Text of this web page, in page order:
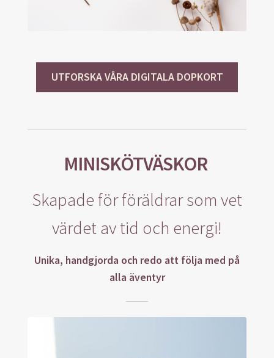
UTFORSKA VÅRA DIGITALA DOPKORT
MINISKÖTVÄSKOR
Skapade för föräldrar som vet
värdet av tid och energi!
Unika, handgjorda och redo att följa med på
alla äventyr